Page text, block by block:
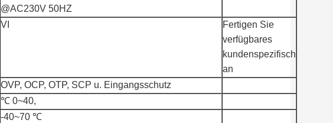
@AC230V 50HZ
VI
Fertigen Sie
verfügbares
kundenspezifisch
an
OVP, OCP, OTP, SCP u. Eingangsschutz
℃ 0~40,
-40~70 ℃